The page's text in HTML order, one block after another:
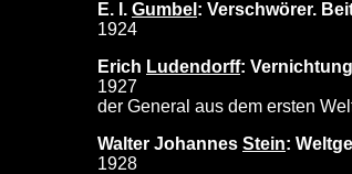
E. I. Gumbel : Verschwörer.
1924
Erich Ludendorff:
1927
der General aus dem ersten
Walter Johannes Stein:
1928